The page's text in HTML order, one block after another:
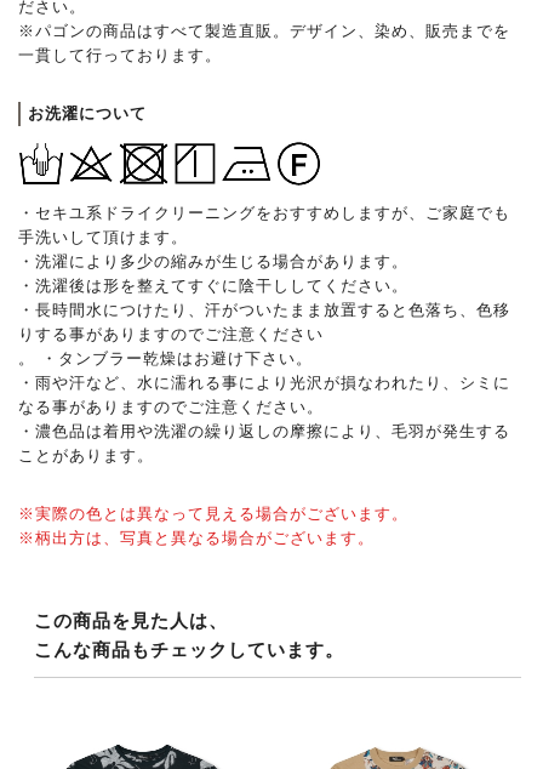
ださい。
※パゴンの商品はすべて製造直販。デザイン、染め、販売までを
一貫して行っております。
お洗濯について
・セキユ系ドライクリーニングをおすすめしますが、ご家庭でも
手洗いして頂けます。
・洗濯により多少の縮みが生じる場合があります。
・洗濯後は形を整えてすぐに陰干ししてください。
・長時間水につけたり、汗がついたまま放置すると色落ち、色移
りする事がありますのでご注意ください
。 ・タンブラー乾燥はお避け下さい。
・雨や汗など、水に濡れる事により光沢が損なわれたり、シミに
なる事がありますのでご注意ください。
・濃色品は着用や洗濯の繰り返しの摩擦により、毛羽が発生する
ことがあります。
※実際の色とは異なって見える場合がございます。
※柄出方は、写真と異なる場合がございます。
この商品を見た人は、
こんな商品もチェックしています。